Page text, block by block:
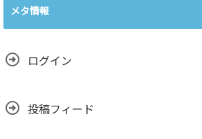
イ
メタ情報
ログイン
投稿フィード